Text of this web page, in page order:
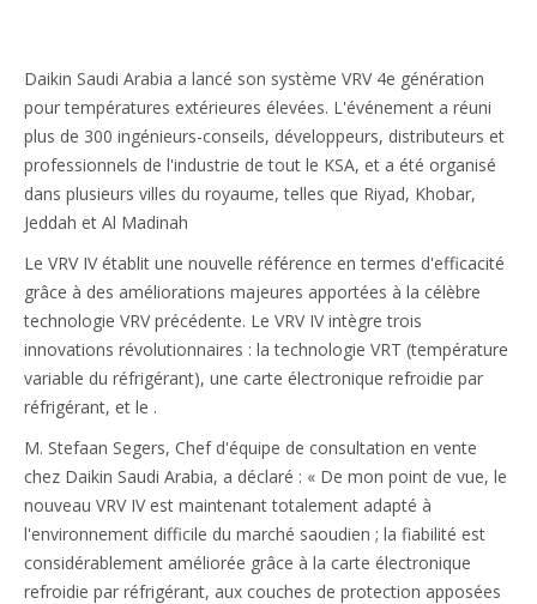
Daikin Saudi Arabia a lancé son système VRV 4e génération
pour températures extérieures élevées. L'événement a réuni
plus de 300 ingénieurs-conseils, développeurs, distributeurs et
professionnels de l'industrie de tout le KSA, et a été organisé
dans plusieurs villes du royaume, telles que Riyad, Khobar,
Jeddah et Al Madinah
Le VRV IV établit une nouvelle référence en termes d'efficacité
grâce à des améliorations majeures apportées à la célèbre
technologie VRV précédente. Le VRV IV intègre trois
innovations révolutionnaires : la technologie VRT (température
variable du réfrigérant), une carte électronique refroidie par
réfrigérant, et le .
M. Stefaan Segers, Chef d'équipe de consultation en vente
chez Daikin Saudi Arabia, a déclaré : « De mon point de vue, le
nouveau VRV IV est maintenant totalement adapté à
l'environnement difficile du marché saoudien ; la fiabilité est
considérablement améliorée grâce à la carte électronique
refroidie par réfrigérant, aux couches de protection apposées